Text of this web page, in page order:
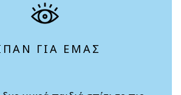
ΓΙΑ ΕΜΑΣ